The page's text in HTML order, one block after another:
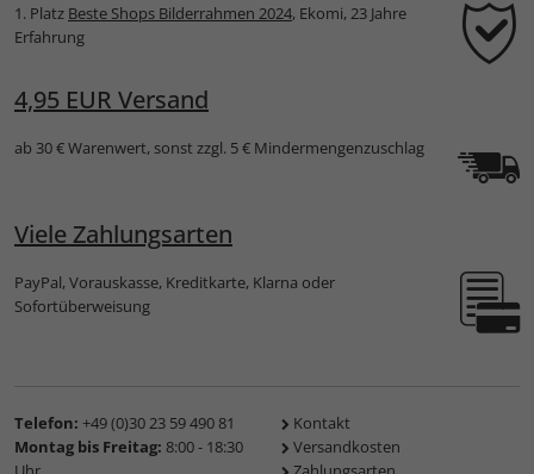
1. Platz Beste Shops Bilderrahmen 2024, Ekomi, 23 Jahre
Erfahrung
4,95 EUR Versand
ab 30 € Warenwert, sonst zzgl. 5 € Mindermengenzuschlag
Viele Zahlungsarten
PayPal, Vorauskasse, Kreditkarte, Klarna oder
Sofortüberweisung
Telefon: +49 (0)30 23 59 490 81
Montag bis Freitag: 8:00 - 18:30
Kontakt
Versandkosten